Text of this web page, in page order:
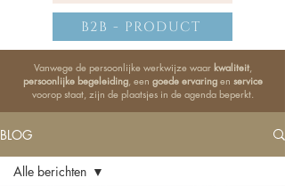
Vanwege de persoonlijke werkwijze waar kwaliteit,
persoonlijke begeleiding, een goede ervaringen service
voorop staat, zijn de plaatsjes in de agenda beperkt.
B2B - PRODUCT
BLOG
Alle berichten